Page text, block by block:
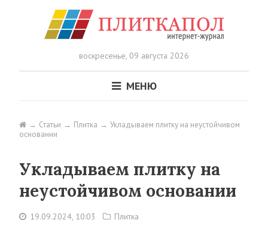
воскресенье, 09 августа 2026
МЕНЮ
Статьи Плитка
Укладываем плитку на неустойчивом
основании
Укладываем плитку на
неустойчивом основании
19.09.2024, 10:03 Плитка